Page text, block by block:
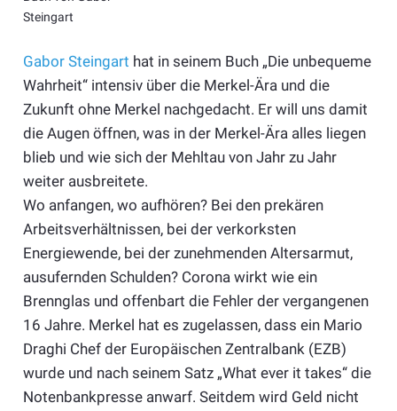
Steingart
Gabor Steingart hat in seinem Buch „Die unbequeme
Wahrheit“ intensiv über die Merkel-Ära und die
Zukunft ohne Merkel nachgedacht. Er will uns damit
die Augen öffnen, was in der Merkel-Ära alles liegen
blieb und wie sich der Mehltau von Jahr zu Jahr
weiter ausbreitete.
Wo anfangen, wo aufhören? Bei den prekären
Arbeitsverhältnissen, bei der verkorksten
Energiewende, bei der zunehmenden Altersarmut,
ausufernden Schulden? Corona wirkt wie ein
Brennglas und offenbart die Fehler der vergangenen
16 Jahre. Merkel hat es zugelassen, dass ein Mario
Draghi Chef der Europäischen Zentralbank (EZB)
wurde und nach seinem Satz „What ever it takes“ die
Notenbankpresse anwarf. Seitdem wird Geld nicht